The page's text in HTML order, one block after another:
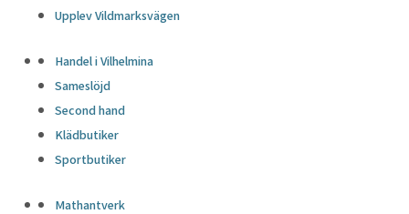
Upplev Vildmarksvägen
Handel i Vilhelmina
Sameslöjd
Second hand
Klädbutiker
Sportbutiker
Mathantverk